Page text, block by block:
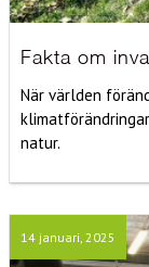
Fakta om
När världen
natur.
14 januari, 2025